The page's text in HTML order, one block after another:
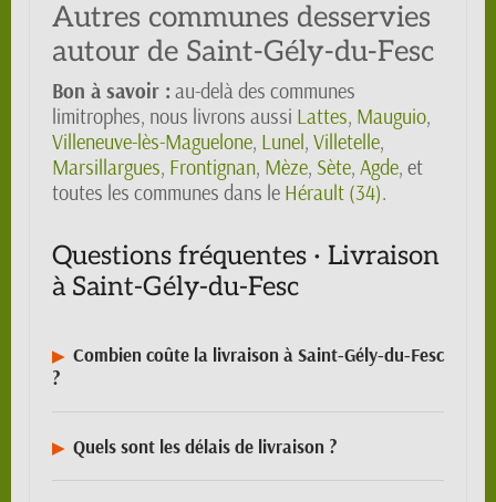
Autres communes desservies
autour de Saint-Gély-du-Fesc
Bon à savoir : au-delà des communes
limitrophes, nous livrons aussi Lattes, Mauguio,
Villeneuve-lès-Maguelone, Lunel, Villetelle,
Marsillargues, Frontignan, Mèze, Sète, Agde, et
toutes les communes dans le Hérault (34).
Questions fréquentes · Livraison
à Saint-Gély-du-Fesc
Combien coûte la livraison à Saint-Gély-du-Fesc
?
Quels sont les délais de livraison ?